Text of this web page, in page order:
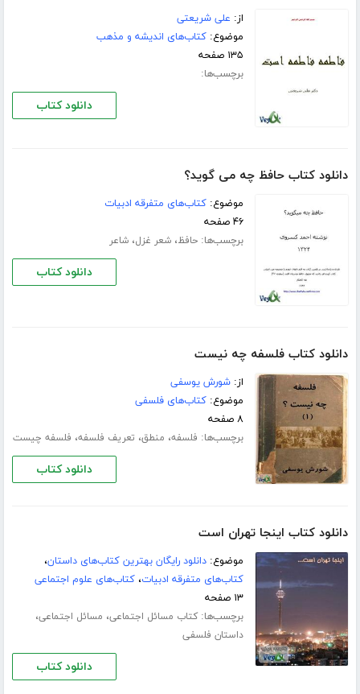
از: علی شریعتی
موضوع:کتاب‌های اندیشه و مذهب
۱۳۵ صفحه
برچسب‌ها:
دانلود کتاب
دانلود کتاب حافظ چه می گوید؟
موضوع:کتاب‌های متفرقه ادبیات
۴۶ صفحه
برچسب‌ها:حافظ،شعر غزل،شاعر
دانلود کتاب
دانلود کتاب فلسفه چه نیست
از:شورش یوسفی
موضوع:کتاب‌های فلسفی
۸ صفحه
برچسب‌ها: فلسفه، منطق، تعریف فلسفه، فلسفه چیست
دانلود کتاب
دانلود کتاب اینجا تهران است
موضوع:دانلود رایگان بهترین کتاب‌های داستان،
کتاب‌های متفرقه ادبیات،کتاب‌های علوم اجتماعی
۱۳ صفحه
برچسب‌ها:کتاب مسائل اجتماعی، مسائل اجتماعی،
داستان فلسفی
دانلود کتاب